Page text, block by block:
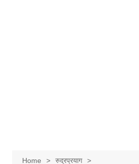
Home
रुद्रप्रयाग